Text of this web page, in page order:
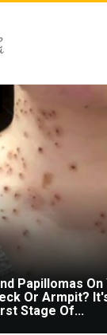
Papillomas On
Or Armpit?
Stage Of...